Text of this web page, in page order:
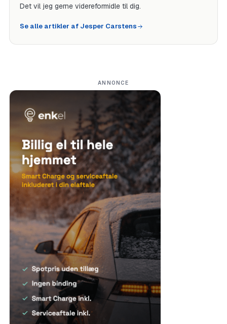
Det vil jeg gerne videreformidle til dig.
Se alle artikler af Jesper Carstens
ANNONCE